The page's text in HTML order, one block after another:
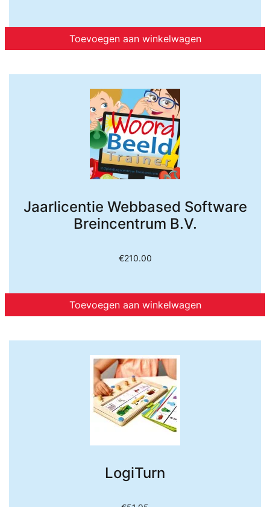
Toevoegen aan winkelwagen
Jaarlicentie Webbased Software
Breincentrum B.V.
€210.00
Toevoegen aan winkelwagen
LogiTurn